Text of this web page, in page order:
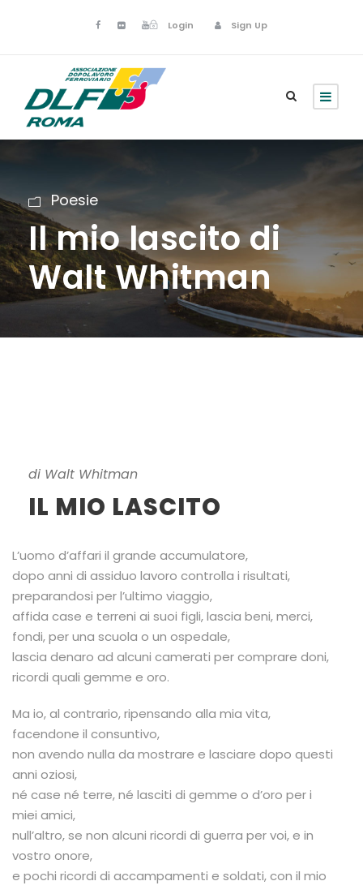
Login Sign Up
Poesie
Il mio lascito di
Walt Whitman
di Walt Whitman
IL MIO LASCITO
L’uomo d’affari il grande accumulatore,
dopo anni di assiduo lavoro controlla i risultati,
preparandosi per l’ultimo viaggio,
affida case e terreni ai suoi figli, lascia beni, merci,
fondi, per una scuola o un ospedale,
lascia denaro ad alcuni camerati per comprare doni,
ricordi quali gemme e oro.
Ma io, al contrario, ripensando alla mia vita,
facendone il consuntivo,
non avendo nulla da mostrare e lasciare dopo questi
anni oziosi,
né case né terre, né lasciti di gemme o d’oro per i
miei amici,
null’altro, se non alcuni ricordi di guerra per voi, e in
vostro onore,
e pochi ricordi di accampamenti e soldati, con il mio